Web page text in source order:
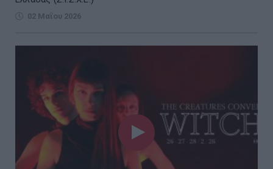
02 Μαΐου 2026